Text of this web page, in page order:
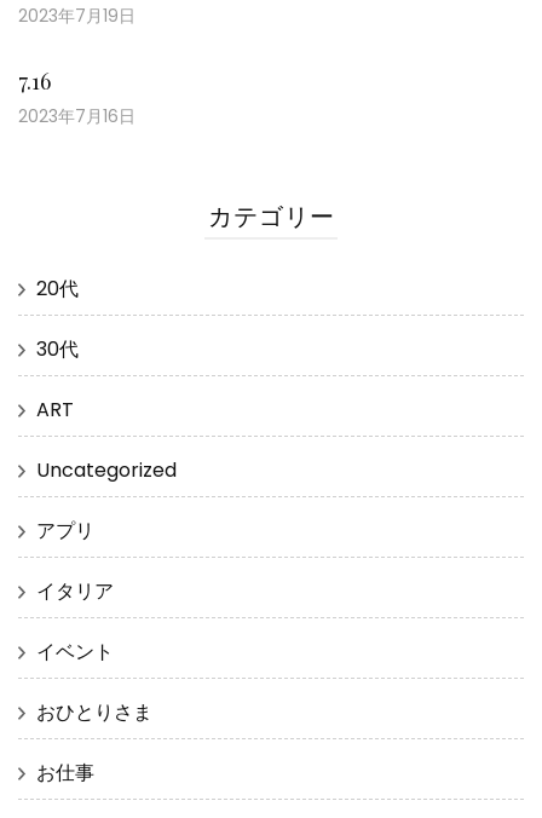
2023年7月19日
7.16
2023年7月16日
カテゴリー
20代
30代
ART
Uncategorized
アプリ
イタリア
イベント
おひとりさま
お仕事